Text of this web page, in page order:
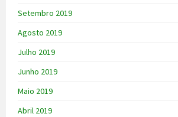
Setembro 2019
Agosto 2019
Julho 2019
Junho 2019
Maio 2019
Abril 2019